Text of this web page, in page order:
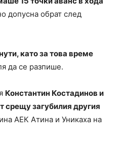
допусна обрат след
като за това време
да се разпише.
Константин Костадинов и
срещу загубилия другия
АЕК Атина и Уникаха на